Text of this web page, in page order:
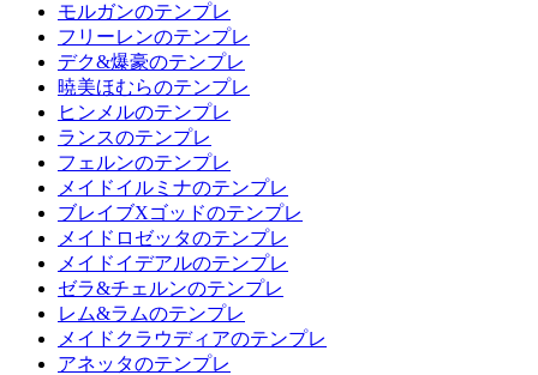
モルガンのテンプレ
フリーレンのテンプレ
デク&爆豪のテンプレ
暁美ほむらのテンプレ
ヒンメルのテンプレ
ランスのテンプレ
フェルンのテンプレ
メイドイルミナのテンプレ
ブレイブXゴッドのテンプレ
メイドロゼッタのテンプレ
メイドイデアルのテンプレ
ゼラ&チェルンのテンプレ
レム&ラムのテンプレ
メイドクラウディアのテンプレ
アネッタのテンプレ